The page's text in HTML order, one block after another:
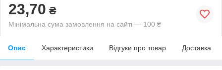
23,70 ₴
Мінімальна сума замовлення на сайті — 100 ₴
Опис Характеристики Відгуки про товар Доставка